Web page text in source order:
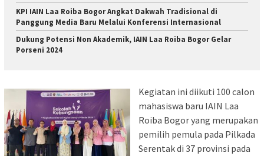
KPI IAIN Laa Roiba Bogor Angkat Dakwah Tradisional di
Panggung Media Baru Melalui Konferensi Internasional
Dukung Potensi Non Akademik, IAIN Laa Roiba Bogor Gelar
Porseni 2024
Kegiatan ini diikuti 100 calon
mahasiswa baru IAIN Laa
Roiba Bogor yang merupakan
pemilih pemula pada Pilkada
Serentak di 37 provinsi pada